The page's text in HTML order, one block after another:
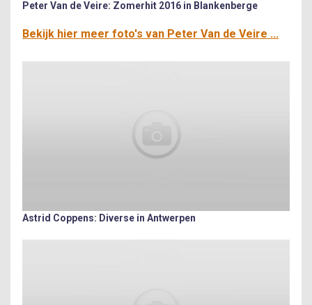
Peter Van de Veire: Zomerhit 2016 in Blankenberge
Bekijk hier meer foto's van Peter Van de Veire ...
Astrid Coppens: Diverse in Antwerpen